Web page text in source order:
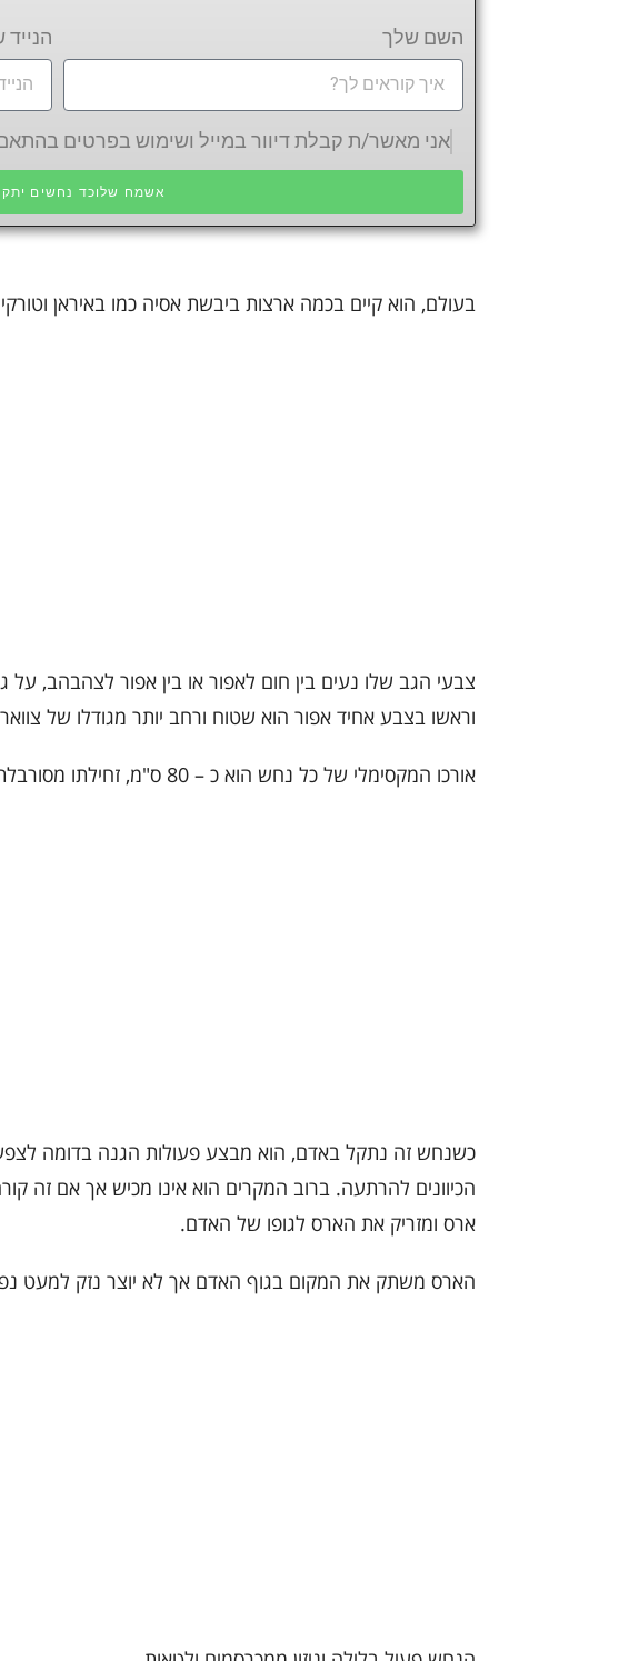
השם שלך
אני מאשר/ת קבלת דיוור במייל ושימוש בפרטים
אשמח שלוכד נחשים
בעולם, הוא קיים בכמה ארצות ביבשת אסיה כמו באיראן
צבעי הגב שלו נעים בין חום לאפור או בין אפור לצהבהב,
וראשו בצבע אחיד אפור הוא שטוח ורחב יותר מגודלו של
אורכו המקסימלי של כל נחש הוא כ – 80 ס"מ, זחילתו מסורבלת ואיטית .
כשנחש זה נתקל באדם, הוא מבצע פעולות הגנה בדומה
הכיוונים להרתעה. ברוב המקרים הוא אינו מכיש אך אם זה
ארס ומזריק את הארס לגופו של האדם.
הארס משתק את המקום בגוף האדם אך לא יוצר נזק למעט